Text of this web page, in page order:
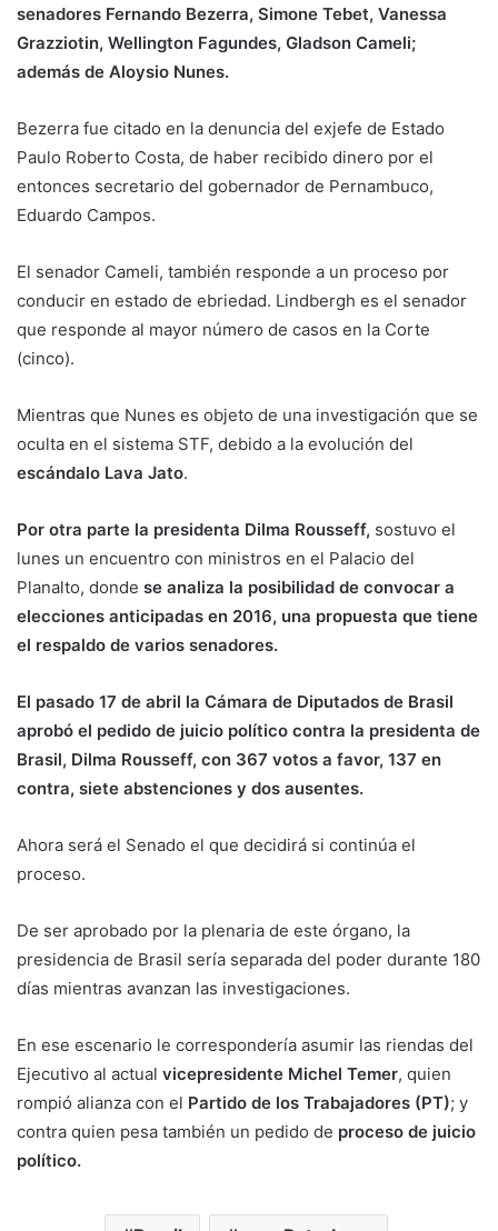
senadores Fernando Bezerra, Simone Tebet, Vanessa
Grazziotin, Wellington Fagundes, Gladson Cameli;
además de Aloysio Nunes.
Bezerra fue citado en la denuncia del exjefe de Estado
Paulo Roberto Costa, de haber recibido dinero por el
entonces secretario del gobernador de Pernambuco,
Eduardo Campos.
El senador Cameli, también responde a un proceso por
conducir en estado de ebriedad. Lindbergh es el senador
que responde al mayor número de casos en la Corte
(cinco).
Mientras que Nunes es objeto de una investigación que se
oculta en el sistema STF, debido a la evolución del
escándalo Lava Jato.
Por otra parte la presidenta Dilma Rousseff, sostuvo el
lunes un encuentro con ministros en el Palacio del
Planalto, donde se analiza la posibilidad de convocar a
elecciones anticipadas en 2016, una propuesta que tiene
el respaldo de varios senadores.
El pasado 17 de abril la Cámara de Diputados de Brasil
aprobó el pedido de juicio político contra la presidenta de
Brasil, Dilma Rousseff, con 367 votos a favor, 137 en
contra, siete abstenciones y dos ausentes.
Ahora será el Senado el que decidirá si continúa el
proceso.
De ser aprobado por la plenaria de este órgano, la
presidencia de Brasil sería separada del poder durante 180
días mientras avanzan las investigaciones.
En ese escenario le correspondería asumir las riendas del
Ejecutivo al actual vicepresidente Michel Temer, quien
rompió alianza con el Partido de los Trabajadores (PT); y
contra quien pesa también un pedido de proceso de juicio
político.